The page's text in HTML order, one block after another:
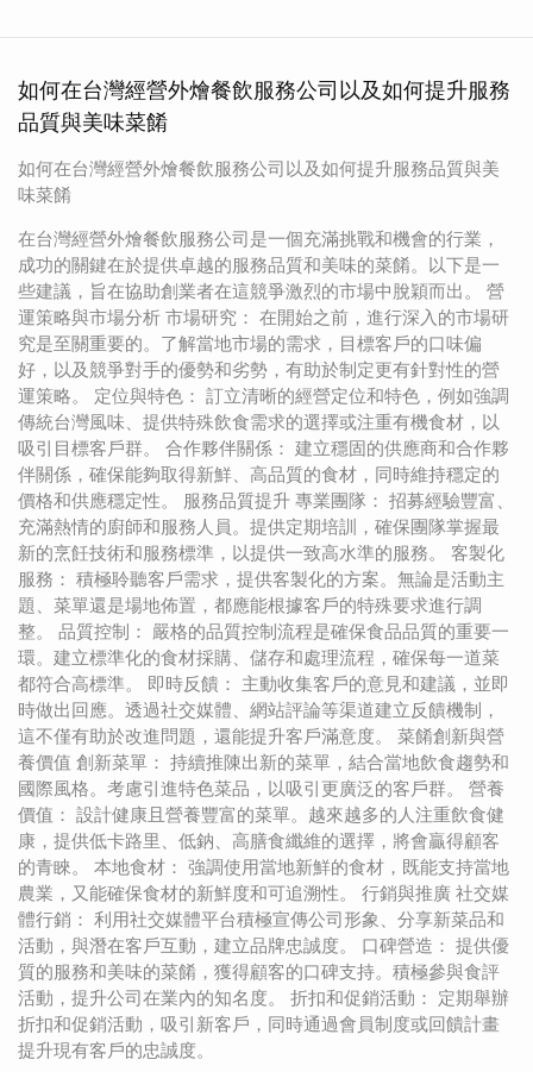
如何在台灣經營外燴餐飲服務公司以及如何提升服務
品質與美味菜餚
如何在台灣經營外燴餐飲服務公司以及如何提升服務品質與美
味菜餚
在台灣經營外燴餐飲服務公司是一個充滿挑戰和機會的行業，
成功的關鍵在於提供卓越的服務品質和美味的菜餚。以下是一
些建議，旨在協助創業者在這競爭激烈的市場中脫穎而出。 營
運策略與市場分析 市場研究： 在開始之前，進行深入的市場研
究是至關重要的。了解當地市場的需求，目標客戶的口味偏
好，以及競爭對手的優勢和劣勢，有助於制定更有針對性的營
運策略。 定位與特色： 訂立清晰的經營定位和特色，例如強調
傳統台灣風味、提供特殊飲食需求的選擇或注重有機食材，以
吸引目標客戶群。 合作夥伴關係： 建立穩固的供應商和合作夥
伴關係，確保能夠取得新鮮、高品質的食材，同時維持穩定的
價格和供應穩定性。 服務品質提升 專業團隊： 招募經驗豐富、
充滿熱情的廚師和服務人員。提供定期培訓，確保團隊掌握最
新的烹飪技術和服務標準，以提供一致高水準的服務。 客製化
服務： 積極聆聽客戶需求，提供客製化的方案。無論是活動主
題、菜單還是場地佈置，都應能根據客戶的特殊要求進行調
整。 品質控制： 嚴格的品質控制流程是確保食品品質的重要一
環。建立標準化的食材採購、儲存和處理流程，確保每一道菜
都符合高標準。 即時反饋： 主動收集客戶的意見和建議，並即
時做出回應。透過社交媒體、網站評論等渠道建立反饋機制，
這不僅有助於改進問題，還能提升客戶滿意度。 菜餚創新與營
養價值 創新菜單： 持續推陳出新的菜單，結合當地飲食趨勢和
國際風格。考慮引進特色菜品，以吸引更廣泛的客戶群。 營養
價值： 設計健康且營養豐富的菜單。越來越多的人注重飲食健
康，提供低卡路里、低鈉、高膳食纖維的選擇，將會贏得顧客
的青睞。 本地食材： 強調使用當地新鮮的食材，既能支持當地
農業，又能確保食材的新鮮度和可追溯性。 行銷與推廣 社交媒
體行銷： 利用社交媒體平台積極宣傳公司形象、分享新菜品和
活動，與潛在客戶互動，建立品牌忠誠度。 口碑營造： 提供優
質的服務和美味的菜餚，獲得顧客的口碑支持。積極參與食評
活動，提升公司在業內的知名度。 折扣和促銷活動： 定期舉辦
折扣和促銷活動，吸引新客戶，同時通過會員制度或回饋計畫
提升現有客戶的忠誠度。